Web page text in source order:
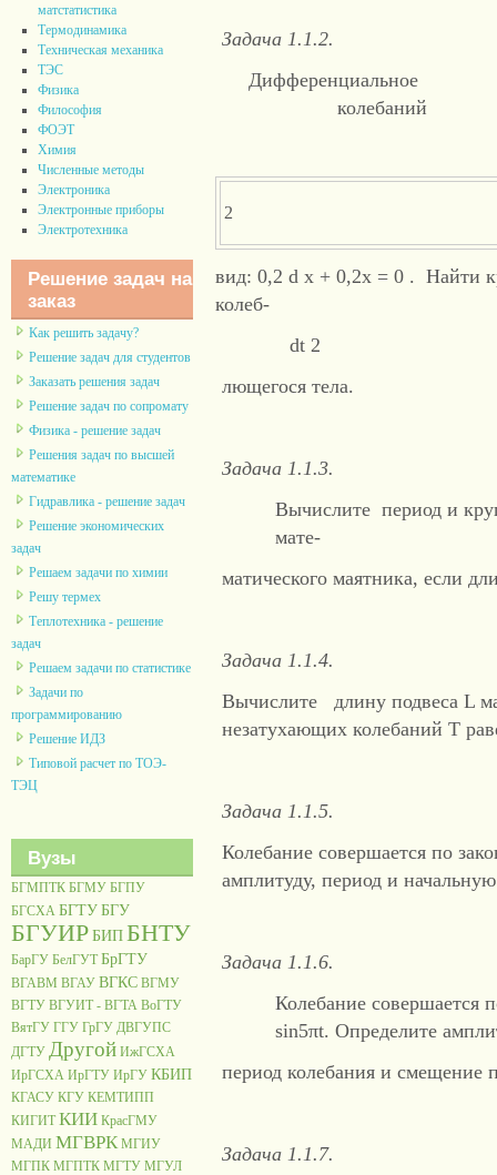
матстатистика
Термодинамика
Техническая механика
ТЭС
Физика
Философия
ФОЭТ
Химия
Численные методы
Электроника
Электронные приборы
Электротехника
Решение задач на
заказ
Как решить задачу?
Решение задач для студентов
Заказать решения задач
Решение задач по сопромату
Физика - решение задач
Решения задач по высшей
математике
Гидравлика - решение задач
Решение экономических
задач
Решаем задачи по химии
Решу термех
Теплотехника - решение
задач
Решаем задачи по статистике
Задачи по
программированию
Решение ИДЗ
Типовой расчет по ТОЭ-
ТЭЦ
Вузы
БГМПТК БГМУ БГПУ
БГСХА БГТУБГУ
БГУИРБИПБНТУ
БарГУ БелГУТ БрГТУ
ВГАВМ ВГАУ ВГКС ВГМУ
ВГТУ ВГУИТ - ВГТА ВоГТУ
ВятГУ ГГУ ГрГУ ДВГУПС
ДГТУ Другой ИжГСХА
ИрГСХА ИрГТУ ИрГУ КБИП
КГАСУ КГУ КЕМТИПП
КИГИТ КИИ КрасГМУ
МАДИ МГВРК МГИУ
МГПК МГПТК МГТУ МГУЛ
Задача 1.1.2.
колебаний
2
вид: 0,2 d x + 0,2x = 0 . Найти
колеб-
dt 2
лющегося тела.
Задача 1.1.3.
Вычислите период и
мате-
матического маятника, если
Задача 1.1.4.
Вычислите длину подвеса L
незатухающих колебаний T
Задача 1.1.5.
Колебание совершается по
амплитуду, период и
Задача 1.1.6.
Колебание совершается
sin5πt. Определите
период колебания и смещение
Задача 1.1.7.